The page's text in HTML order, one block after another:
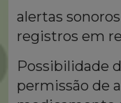
alertas
registros em
Possibilidade
permissão de